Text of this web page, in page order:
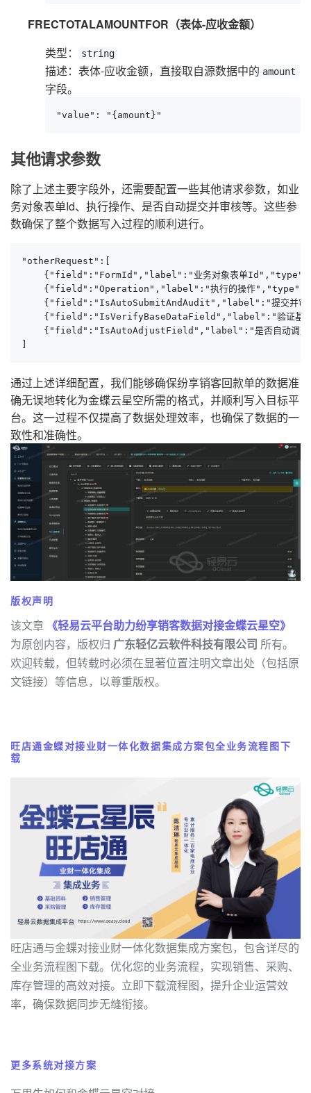
FRECTOTALAMOUNTFOR（表体-应收金额）
类型：
string
描述：表体-应收金额，直接取自源数据中的 amount
字段。
"value": "{amount}"
其他请求参数
除了上述主要字段外，还需要配置一些其他请求参数，如业
务对象表单Id、执行操作、是否自动提交并审核等。这些参
数确保了整个数据写入过程的顺利进行。
"otherRequest":[
{"field":"FormId","label":"业务对象表单
{"field":"Operation","label":"执行的操作
{"field":"IsAutoSubmitAndAudit","label":"提交并
{"field":"IsVerifyBaseDataField","label":"验证基础
{"field":"IsAutoAdjustField","label":"是否自动调
]
通过上述详细配置，我们能够确保纷享销客回款单的数据准
确无误地转化为金蝶云星空所需的格式，并顺利写入目标平
台。这一过程不仅提高了数据处理效率，也确保了数据的一
致性和准确性。
版权声明
该文章 《轻易云平台助力纷享销客数据对接金蝶云星空》
为原创内容，版权归 广东轻亿云软件科技有限公司 所有。
欢迎转载，但转载时必须在显著位置注明文章出处（包括原
文链接）等信息，以尊重版权。
旺店通金蝶对接业财一体化数据集成方案包全业务流程图下
载
旺店通与金蝶对接业财一体化数据集成方案包，包含详尽的
全业务流程图下载。优化您的业务流程，实现销售、采购、
库存管理的高效对接。立即下载流程图，提升企业运营效
率，确保数据同步无缝衔接。
更多系统对接方案